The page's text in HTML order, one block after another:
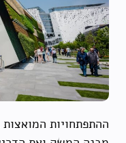
ההתפתחויות